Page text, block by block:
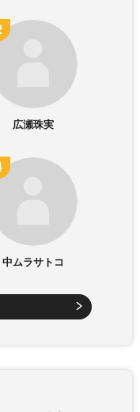
広瀬珠実
中ムラサトコ